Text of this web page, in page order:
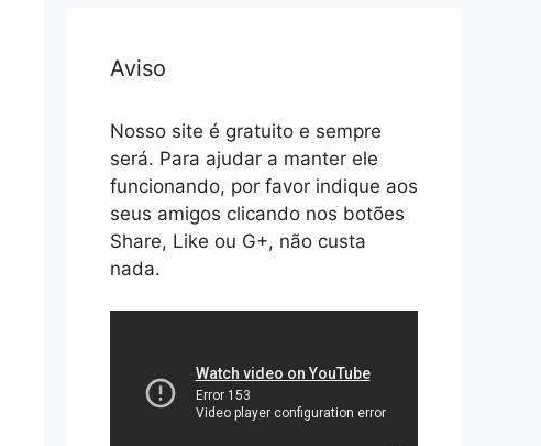
Aviso
Nosso site é gratuito e sempre
será. Para ajudar a manter ele
funcionando, por favor indique aos
seus amigos clicando nos botões
Share, Like ou G+, não custa
nada.